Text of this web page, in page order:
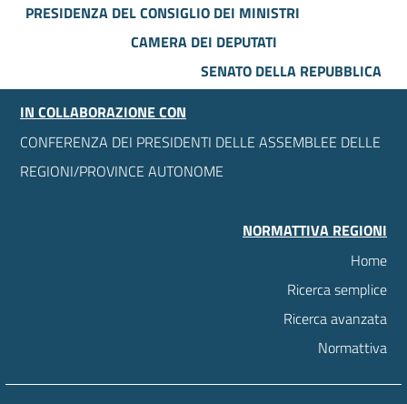
PRESIDENZA DEL CONSIGLIO DEI MINISTRI
CAMERA DEI DEPUTATI
SENATO DELLA REPUBBLICA
IN COLLABORAZIONE CON
CONFERENZA DEI PRESIDENTI DELLE ASSEMBLEE DELLE
REGIONI/PROVINCE AUTONOME
NORMATTIVA REGIONI
Home
Ricerca semplice
Ricerca avanzata
Normattiva